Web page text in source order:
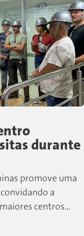
durante
promove uma
a
centros